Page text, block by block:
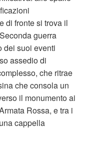
di fronte si trova il
guerra
dei suoi eventi
assedio di
che ritrae
che consola un
il monumento ai
Rossa, e tra i
cappella